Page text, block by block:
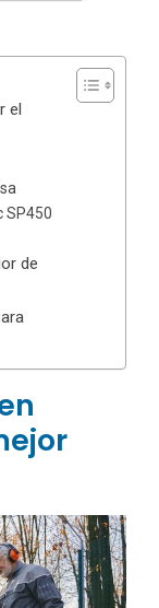
el
SP450
de